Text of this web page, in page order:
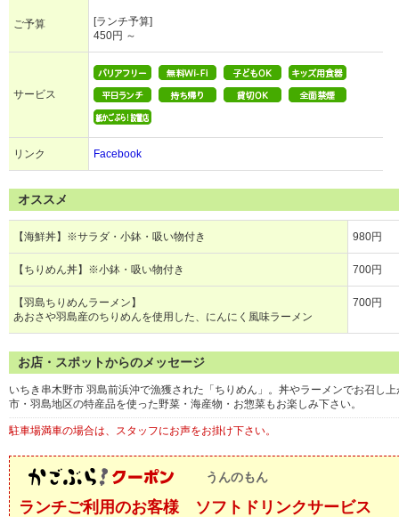
ご予算
[ランチ予算]
450円 ～
サービス
リンク Facebook
オススメ
【海鮮丼】※サラダ・小鉢・吸い物付き 980円
【ちりめん丼】※小鉢・吸い物付き 700円
【羽島ちりめんラーメン】
あおさや羽島産のちりめんを使用した、にんにく風味ラーメン
700円
お店・スポットからのメッセージ
いちき串木野市 羽島前浜沖で漁獲された「ちりめん」。丼やラーメンでお召し
市・羽島地区の特産品を使った野菜・海産物・お惣菜もお楽しみ下さい。
駐車場満車の場合は、スタッフにお声をお掛け下さい。
うんのもん
ランチご利用のお客様 ソフトドリンクサービス